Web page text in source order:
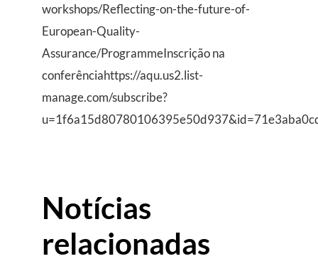
workshops/Reflecting-on-the-future-of-
European-Quality-
Assurance/ProgrammeInscrição na
conferênciahttps://aqu.us2.list-
manage.com/subscribe?
Notícias
relacionadas